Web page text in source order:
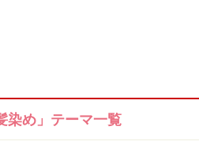
染め」テーマ一覧